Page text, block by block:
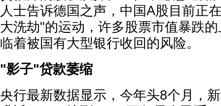
人士告诉德国之声，中国A股目前正
大洗劫"的运动，许多股票市值暴跌
临着被国有大型银行收回的风险。
"影子"贷款萎缩
央行最新数据显示，今年头8个月，